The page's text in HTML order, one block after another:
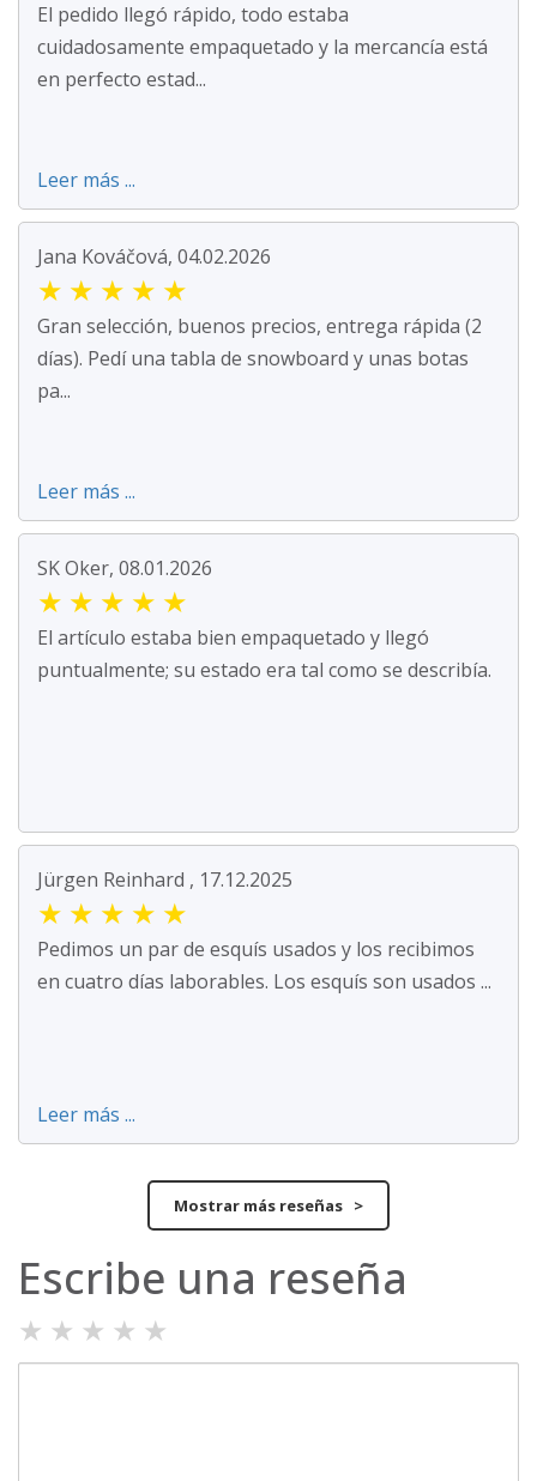
El pedido llegó rápido, todo estaba
cuidadosamente empaquetado y la mercancía está
en perfecto estad...
Leer más ...
Jana Kováčová, 04.02.2026
★ ★ ★ ★ ★
Gran selección, buenos precios, entrega rápida (2
días). Pedí una tabla de snowboard y unas botas
pa...
Leer más ...
SK Oker, 08.01.2026
★ ★ ★ ★ ★
El artículo estaba bien empaquetado y llegó
puntualmente; su estado era tal como se describía.
Jürgen Reinhard , 17.12.2025
★ ★ ★ ★ ★
Pedimos un par de esquís usados y los recibimos
en cuatro días laborables. Los esquís son usados ...
Leer más ...
Mostrar más reseñas >
Escribe una reseña
★ ★ ★ ★ ★